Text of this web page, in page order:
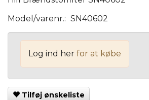
Model/varenr.: SN40602
Log ind her for at købe
Tilføj ønskeliste